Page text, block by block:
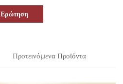
Ερώτηση
Προτεινόμενα Προϊόντα